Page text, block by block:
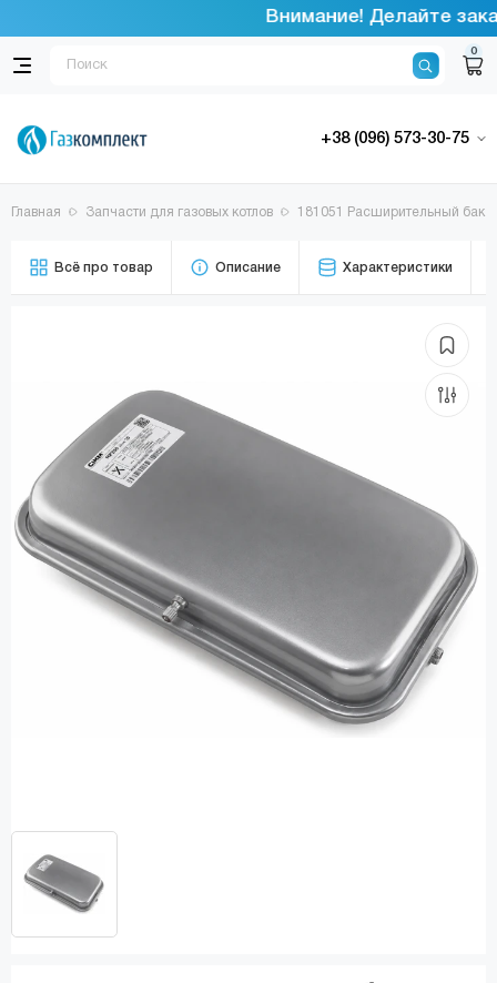
Внимание! Делайте
0
+38 (096) 573-30-75
Главная Запчасти для газовых котлов 181051 Расширительный бак
Всё про товар Описание Характеристики